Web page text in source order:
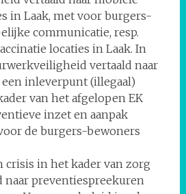
in Laak, met voor burgers-
communicatie, resp.
locaties in Laak. In
vertaald naar
inleverpunt (illegaal)
van het afgelopen EK
inzet en aanpak
de burgers-bewoners
crisis in het kader van zorg
naar preventiespreekuren